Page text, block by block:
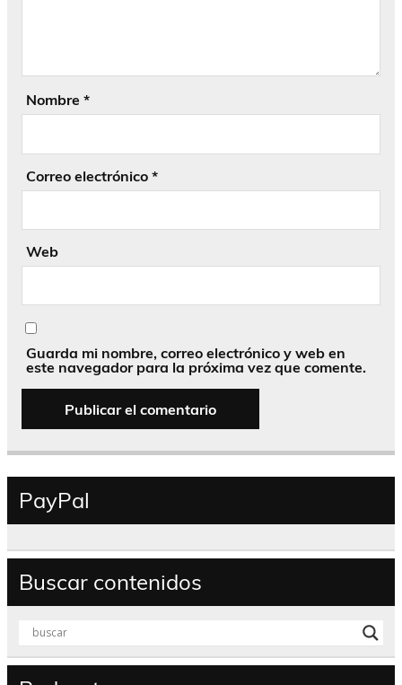
Nombre *
Correo electrónico *
Web
Guarda mi nombre, correo electrónico y web en
este navegador para la próxima vez que comente.
PayPal
Buscar contenidos